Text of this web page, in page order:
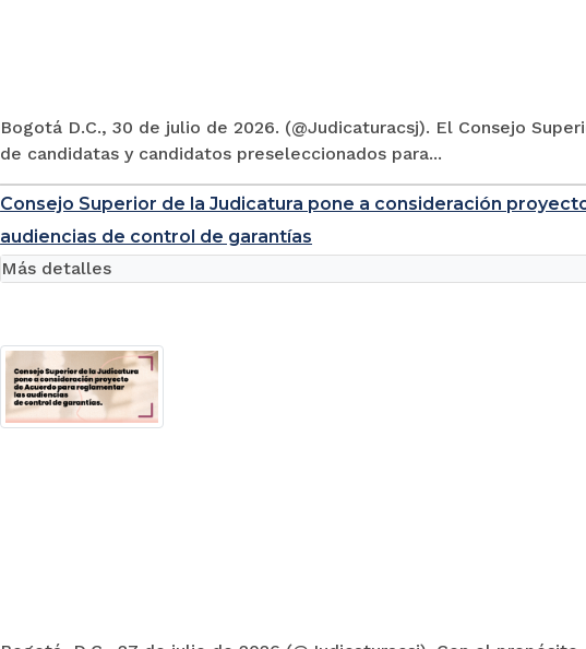
Bogotá D.C., 30 de julio de 2026. (@Judicaturacsj). El Consejo
de candidatas y candidatos preseleccionados para...
Consejo Superior de la Judicatura pone a consideración
audiencias de control de garantías
Más detalles